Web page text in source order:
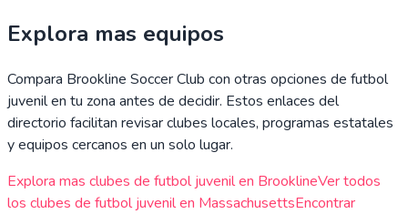
Explora mas equipos
Compara Brookline Soccer Club con otras opciones de futbol
juvenil en tu zona antes de decidir. Estos enlaces del
directorio facilitan revisar clubes locales, programas estatales
y equipos cercanos en un solo lugar.
Explora mas clubes de futbol juvenil en BrooklineVer todos
los clubes de futbol juvenil en MassachusettsEncontrar